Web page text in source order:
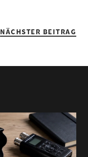
NÄCHSTER BEITRAG